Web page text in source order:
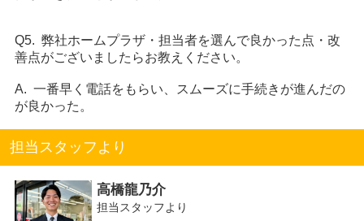
Q5. 弊社ホームプラザ・担当者を選んで良かった点・改
善点がございましたらお教えください。
A. 一番早く電話をもらい、スムーズに手続きが進んだの
が良かった。
担当スタッフより
高橋龍乃介
担当スタッフより